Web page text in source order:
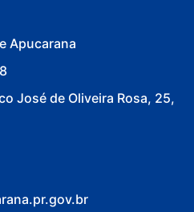
Apucarana
José de Oliveira Rosa, 25,